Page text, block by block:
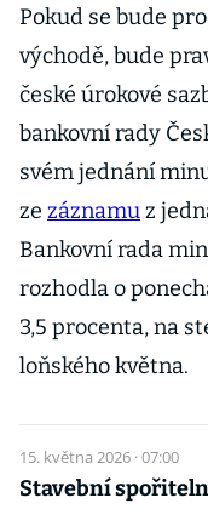
Pokud se bude
východě, bude
české úrokové
bankovní rady
svém jednání
ze záznamuz
Bankovní rada
rozhodla o
3,5 procenta, na
loňského května.
15. května 2026 · 07:00
Stavební